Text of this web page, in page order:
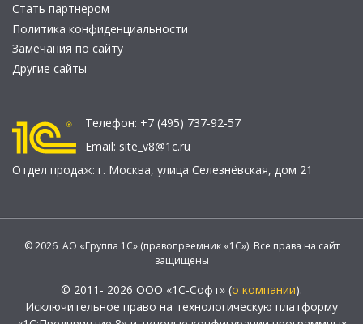
Стать партнером
Политика конфиденциальности
Замечания по сайту
Другие сайты
Телефон: +7 (495) 737-92-57
Email: site_v8@1c.ru
Отдел продаж: г. Москва, улица Селезнёвская, дом 21
© 2026 АО «Группа 1С» (правопреемник «1С»). Все права на сайт
защищены
© 2011- 2026 ООО «1С-Софт» (о компании).
Исключительное право на технологическую платформу